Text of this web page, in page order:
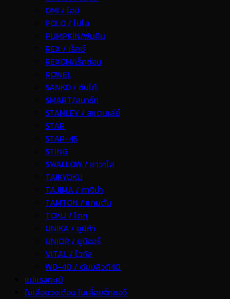
OMI / โอมิ
POLO / โปโล
PUMPKIN/พัมคิน
REX / เร็กช์
REXON/เร็กซ่อน
ROWEL
SANKO / ซันโก้
SMART/สมาร์ท
STANLEY / สแตนเล่ย์
STAR
STAR-45
STING
SWALLOW / ซาวาโล
TAIKYOKU
TAJIMA / ทาจิม่า
TAMTON / แทมตัน
TOKU / โตกุ
UNIKA / ยูนิก้า
UNIOR / ยูนิออร์
VITAL / ไวทัล
WD-40 / ดับบลิวดี40
แม่แรงตะเข้
ใบเลื่อยวงเดือน ใบเลื่อยจิ๊กซอว์